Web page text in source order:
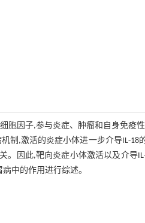
胞因子,参与炎症、肿瘤和自身免疫
制,激活的炎症小体进一步介导IL-
因此,靶向炎症小体激活以及介导
中的作用进行综述。